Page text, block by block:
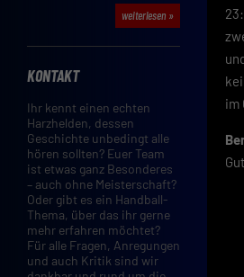
weiterlesen »
KONTAKT
Ihr kennt einen echten
Harzhelden, dessen
Geschichte unbedingt alle
hören sollten? Euer Team
ist etwas ganz Besonderes
– auch ohne Meisterschaft?
Oder gibt es ein Handball-
Thema, über das ihr gerne
mehr erfahren möchtet?
Für alle Fragen, Anregungen
und auch Kritik sind wir
im